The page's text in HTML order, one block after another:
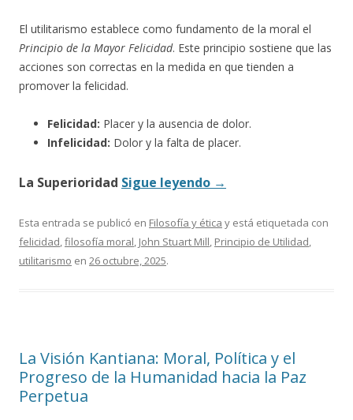
El utilitarismo establece como fundamento de la moral el
Principio de la Mayor Felicidad. Este principio sostiene que las
acciones son correctas en la medida en que tienden a
promover la felicidad.
Felicidad: Placer y la ausencia de dolor.
Infelicidad: Dolor y la falta de placer.
La Superioridad Sigue leyendo →
Esta entrada se publicó en Filosofía y ética y está etiquetada con
felicidad,filosofía moral, John Stuart Mill, Principio de Utilidad,
utilitarismo en 26 octubre, 2025.
La Visión Kantiana: Moral, Política y el
Progreso de la Humanidad hacia la Paz
Perpetua